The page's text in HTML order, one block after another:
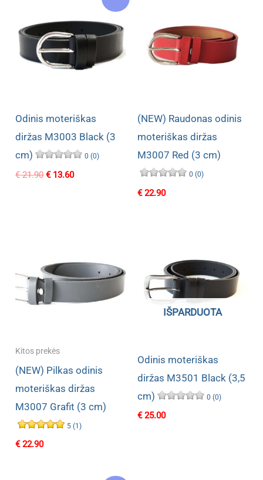
Odinis moteriškas
diržas M3003 Black (3
cm)
0 (0)
€21.90 Original
€13.60Current
(NEW) Raudonas odinis
moteriškas diržas
M3007 Red (3 cm)
0 (0)
€22.90
Kitos prekės
(NEW) Pilkas odinis
moteriškas diržas
M3007 Grafit (3 cm)
5 (1)
€22.90
IŠPARDUOTA
Odinis moteriškas
diržas M3501 Black (3,5
cm)
0 (0)
€25.00